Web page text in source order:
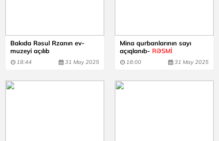
Bakıda Rəsul Rzanın ev-
muzeyi açılıb
18:44 31 May 2025
Mina qurbanlarının sayı
açıqlanıb- RƏSMİ
18:00 31 May 2025